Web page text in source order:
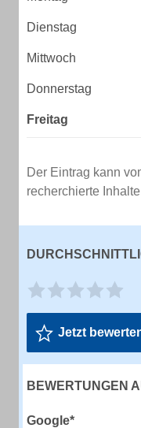
Dienstag
Mittwoch
Donnerstag
Freitag
Der Eintrag kann
recherchierte
Jetzt
BEWERTUNGEN
Google*